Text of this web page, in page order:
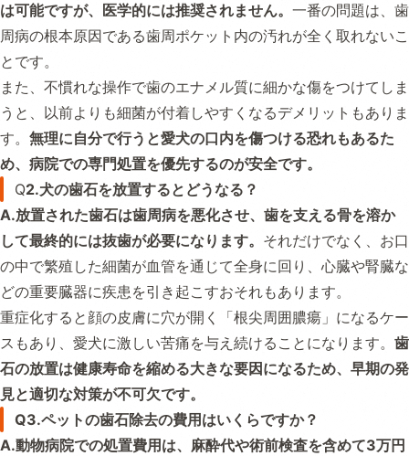
は可能ですが、医学的には推奨されません。 一番の問題は、歯
周病の根本原因である歯周ポケット内の汚れが全く取れないこ
とです。
また、不慣れな操作で歯のエナメル質に細かな傷をつけてしま
うと、以前よりも細菌が付着しやすくなるデメリットもありま
す。 無理に自分で行うと愛犬の口内を傷つける恐れもあるた
め、病院での専門処置を優先するのが安全です。
Q2.犬の歯石を放置するとどうなる？
A.放置された歯石は歯周病を悪化させ、歯を支える骨を溶か
して最終的には抜歯が必要になります。 それだけでなく、お口
の中で繁殖した細菌が血管を通じて全身に回り、心臓や腎臓な
どの重要臓器に疾患を引き起こすおそれもあります。
重症化すると顔の皮膚に穴が開く「根尖周囲膿瘍」になるケー
スもあり、愛犬に激しい苦痛を与え続けることになります。 歯
石の放置は健康寿命を縮める大きな要因になるため、早期の発
見と適切な対策が不可欠です。
Q3.ペットの歯石除去の費用はいくらですか？
A.動物病院での処置費用は、麻酔代や術前検査を含めて3万円